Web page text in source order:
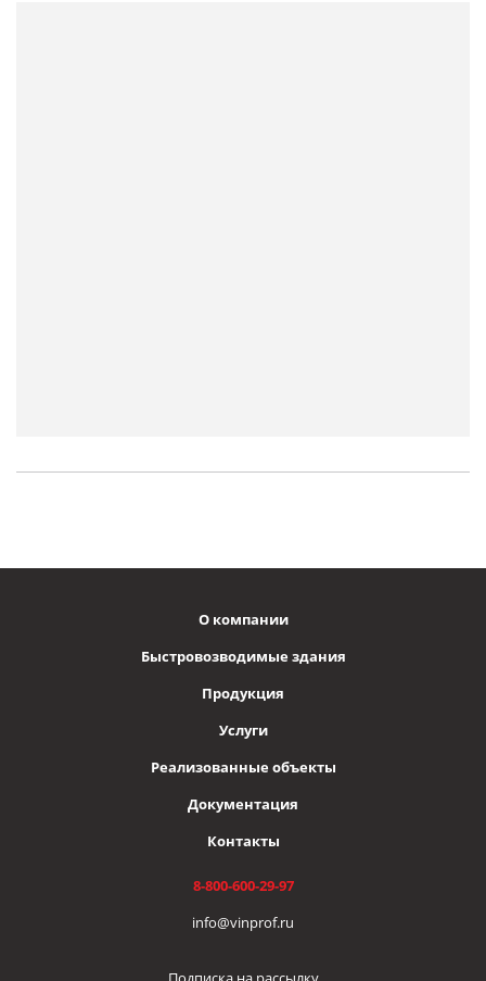
О компании
Быстровозводимые здания
Продукция
Услуги
Реализованные объекты
Документация
Контакты
8-800-600-29-97
info@vinprof.ru